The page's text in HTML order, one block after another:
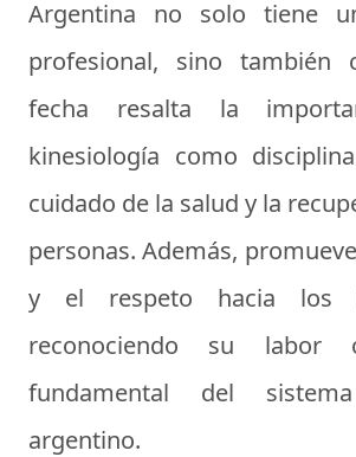
Argentina no solo tiene
profesional, sino también
fecha resalta la
kinesiología como
cuidado de la salud y la
personas. Además,
y el respeto hacia los
reconociendo su labor
fundamental del
argentino.